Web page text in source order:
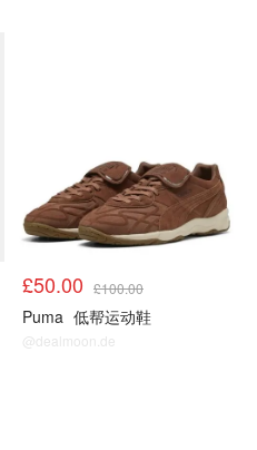
£50.00 £100.00
Puma 低帮运动鞋
@dealmoon.de